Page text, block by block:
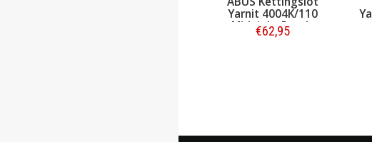
Yarnit 4004K/110 Sand
Stone
€62,95